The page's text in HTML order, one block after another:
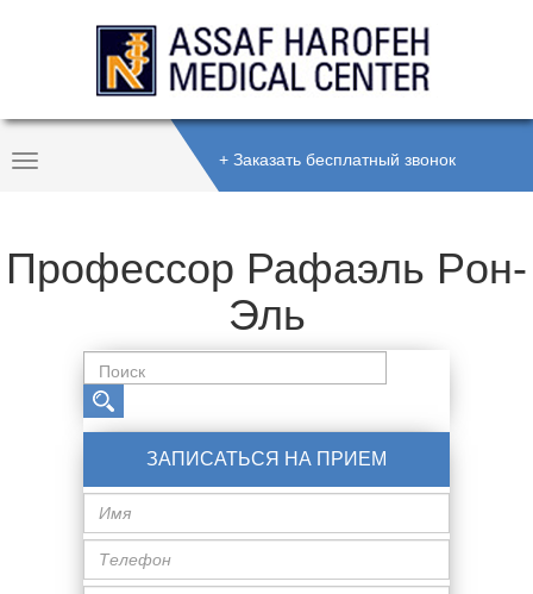
Toggle
+ Заказать бесплатный звонок
Профессор Рафаэль Pон-
Эль
ЗАПИСАТЬСЯ НА ПРИЕМ
Имя
Телефон